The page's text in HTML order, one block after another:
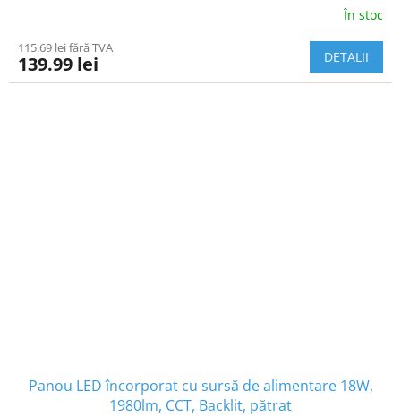
În stoc
115.69 lei fără TVA
139.99 lei DETALII
Panou LED încorporat cu sursă de alimentare 18W,
1980lm, CCT, Backlit, pătrat